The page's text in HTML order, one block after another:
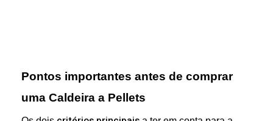
Pontos importantes antes de comprar
uma Caldeira a Pellets